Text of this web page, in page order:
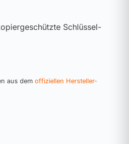
Schlüssel-
aus dem offiziellen Hersteller-